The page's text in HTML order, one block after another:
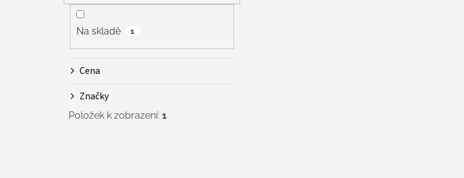
Na skladě 1
Cena
Značky
Položek k zobrazení: 1